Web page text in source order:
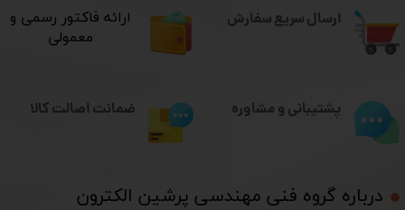
ارسال سریع سفارش
درباره گروه فنی مهندسی پرشین الکترون​​​​​​​
​ارائه فاکتور رسمی و
معمولی
پشتیبانی و مشاوره ضمانت اصالت کالا